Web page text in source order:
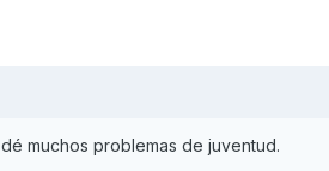
a medio plazo.
5 megascooters vendidos a
muchos problemas de juventud.